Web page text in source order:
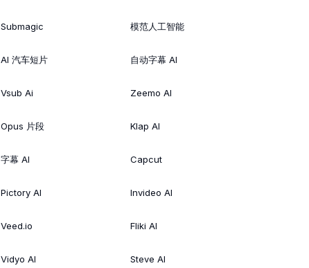
Submagic
AI 汽车短片
Vsub Ai
Opus 片段
字幕 AI
Pictory AI
Veed.io
Vidyo AI
模范人工智能
自动字幕 AI
Zeemo AI
Klap AI
Capcut
Invideo AI
Fliki AI
Steve AI